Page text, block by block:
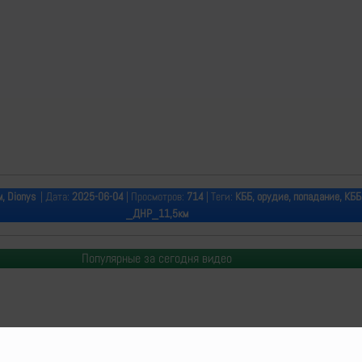
Dionys | Дата: 2025-06-04 | Просмотров: 714 | Теги: КББ, орудие, попадание,
_ДНР_11,5км
Популярные за сегодня видео